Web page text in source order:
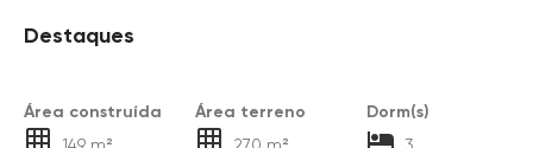
Destaques
Área construída
149 m²
Área terreno
270 m²
Dorm(s)
3